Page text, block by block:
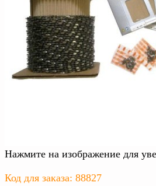
Нажмите на изображение для
Код для заказа: 88827